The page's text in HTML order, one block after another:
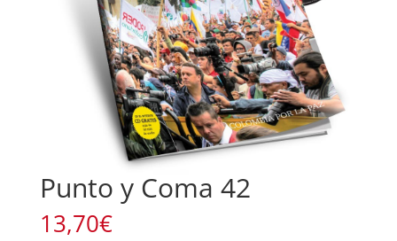
Punto y Coma 42
13,70€